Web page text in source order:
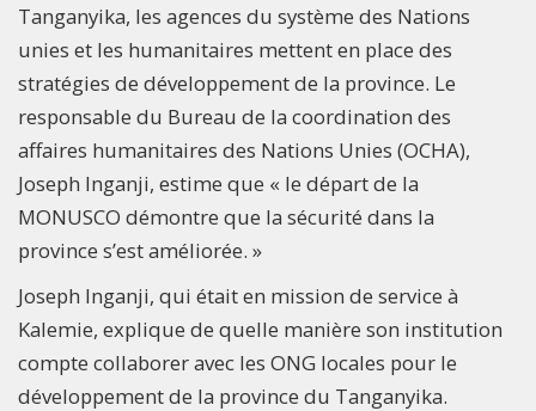
Tanganyika, les agences du système des Nations
unies et les humanitaires mettent en place des
stratégies de développement de la province. Le
responsable du Bureau de la coordination des
affaires humanitaires des Nations Unies (OCHA),
Joseph Inganji, estime que « le départ de la
MONUSCO démontre que la sécurité dans la
province s’est améliorée. »
Joseph Inganji, qui était en mission de service à
Kalemie, explique de quelle manière son institution
compte collaborer avec les ONG locales pour le
développement de la province du Tanganyika.